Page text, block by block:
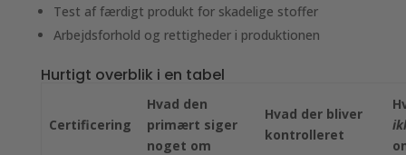
Test af færdigt produkt for skadelige stoffer
Arbejdsforhold og rettigheder i produktionen
Hurtigt overblik i en tabel
Certificering
Hvad den
primært siger
noget om
Hvad der bliver
kontrolleret